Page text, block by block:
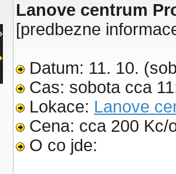
Lanove centrum
[predbezne
Datum: 11. 10.
Cas: sobota cca
Lokace: Lanove
Cena: cca 200 Kc/
O co jde: